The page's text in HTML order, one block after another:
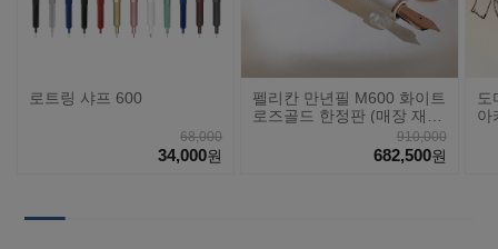
로트링 샤프 600
68,000
34,000원
펠리칸 만년필 M600 화이트
로즈골드 한정판 (매장 재
910,000
682,500원
도
아